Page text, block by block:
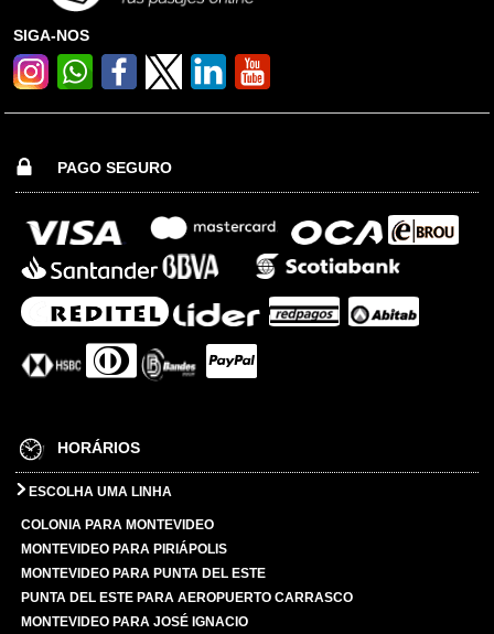
SIGA-NOS
PAGO SEGURO
HORÁRIOS
ESCOLHA UMA LINHA
COLONIA PARA MONTEVIDEO
MONTEVIDEO PARA PIRIÁPOLIS
MONTEVIDEO PARA PUNTA DEL ESTE
PUNTA DEL ESTE PARA AEROPUERTO CARRASCO
MONTEVIDEO PARA JOSÉ IGNACIO